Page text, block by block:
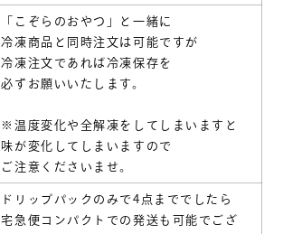
「こぞらのおやつ」と一緒に
冷凍商品と同時注文は可能ですが
冷凍注文であれば冷凍保存を
必ずお願いいたします。
※温度変化や全解凍をしてしまいますと
味が変化してしまいますので
ご注意くださいませ。
ドリップパックのみで4点まででしたら
宅急便コンパクトでの発送も可能でござ